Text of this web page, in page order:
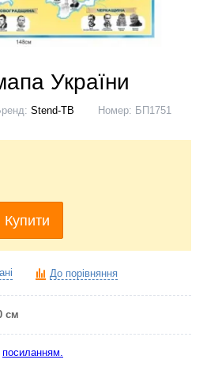
України
Stend-TB Номер: БП1751
Купити
До порівняння
см
посиланням.